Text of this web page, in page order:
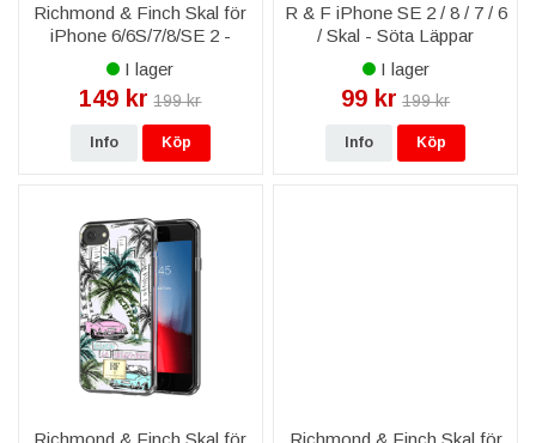
Richmond & Finch Skal för
iPhone 6/6S/7/8/SE 2 -
Blommig Marmor
I lager
149 kr 199 kr
Info Köp
R & F iPhone SE 2 / 8 / 7 / 6
/ Skal - Söta Läppar
I lager
99 kr 199 kr
Info Köp
Richmond & Finch Skal för
Richmond & Finch Skal för